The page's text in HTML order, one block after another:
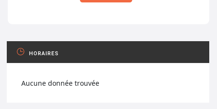
HORAIRES
Aucune donnée trouvée